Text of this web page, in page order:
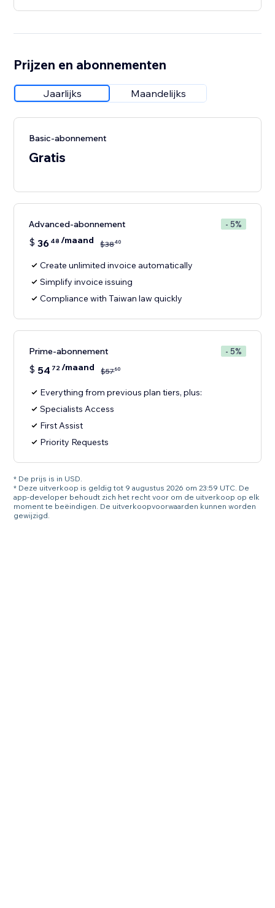
Prijzen en abonnementen
Jaarlijks Maandelijks
Basic-abonnement
Gratis
Advanced-abonnement - 5%
$ 36 48 /maand $3840
Create unlimited invoice automatically
Simplify invoice issuing
Compliance with Taiwan law quickly
Prime-abonnement - 5%
$ 54 72/maand $5760
Everything from previous plan tiers, plus:
Specialists Access
First Assist
Priority Requests
* De prijs is in USD.
* Deze uitverkoop is geldig tot 9 augustus 2026 om 23:59 UTC. De
app-developer behoudt zich het recht voor om de uitverkoop op elk
moment te beëindigen. De uitverkoopvoorwaarden kunnen worden
gewijzigd.